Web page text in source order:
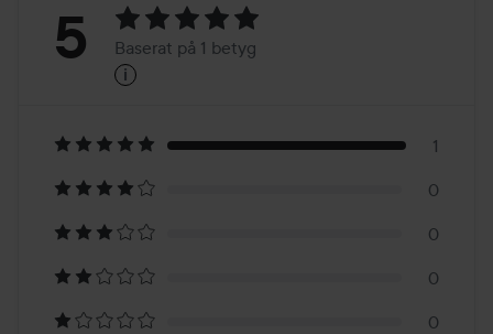
Betyg:
Baserat
på
1
betyg
5 Baserat på 1 betyg
i
1
0
0
0
0